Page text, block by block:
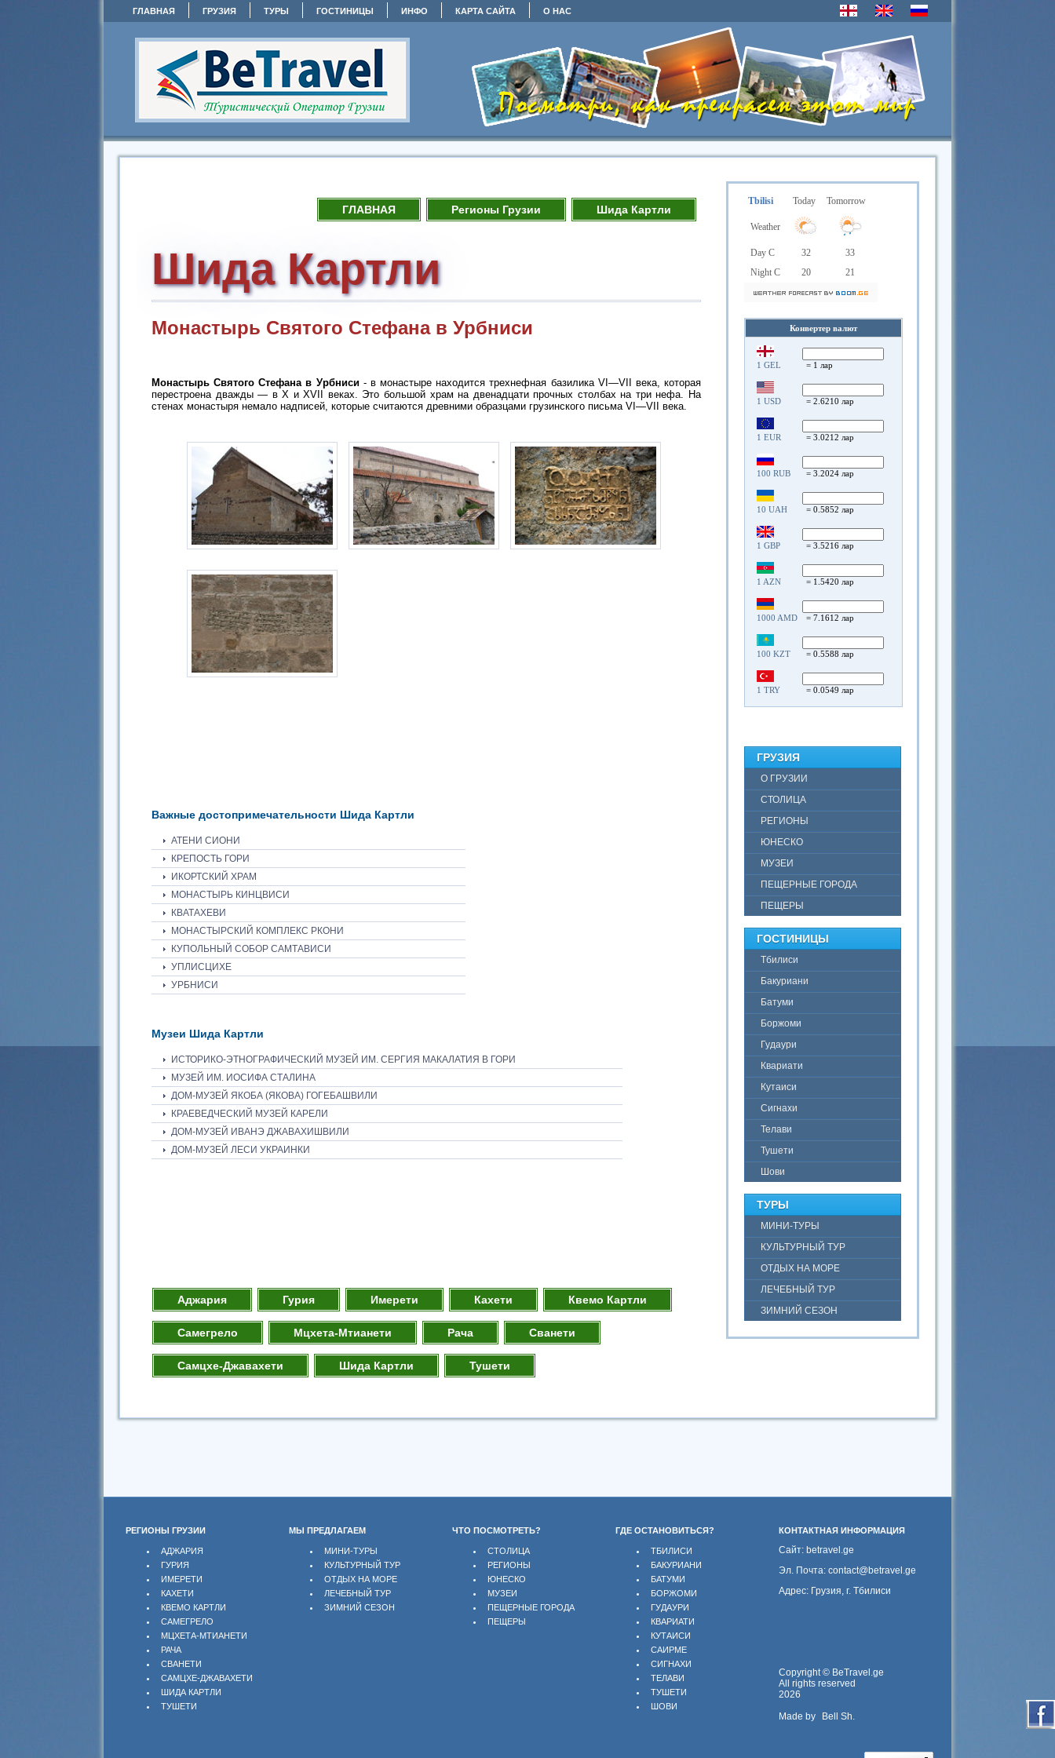
ГЛАВНАЯ ГРУЗИЯ ТУРЫ ГОСТИНИЦЫ ИНФО КАРТА САЙТА О НАС
Tbilisi Today Tomorrow
Weather
Day C 32
33
Night C
20 21
Конвертер валют
1 GEL = 1 лар
1 USD = 2.6210 лар
1 EUR = 3.0212 лар
100 RUB = 3.2024 лар
10 UAH = 0.5852 лар
1 GBP = 3.5216 лар
1 AZN = 1.5420 лар
1000 AMD = 7.1612 лар
100 KZT = 0.5588 лар
1 TRY = 0.0549 лар
ГРУЗИЯ
О ГРУЗИИ
СТОЛИЦА
РЕГИОНЫ
ЮНЕСКО
МУЗЕИ
ПЕЩЕРНЫЕ ГОРОДА
ПЕЩЕРЫ
ГОСТИНИЦЫ
Тбилиси
Бакуриани
Батуми
Боржоми
Гудаури
Квариати
Кутаиси
Сигнахи
Телави
Тушети
Шови
ТУРЫ
МИНИ-ТУРЫ
КУЛЬТУРНЫЙ ТУР
ОТДЫХ НА МОРЕ
ЛЕЧЕБНЫЙ ТУР
ЗИМНИЙ СЕЗОН
ГЛАВНАЯ Регионы Грузии Шида Картли
Шида Картли
Монастырь Святого Стефана в Урбниси
Монастырь Святого Стефана в Урбниси- в монастыре находится трехнефная базилика VI—VII века, которая
перестроена дважды — в X и XVII веках. Это большой храм на двенадцати прочных столбах на три нефа. На
стенах монастыря немало надписей, которые считаются древними образцами грузинского письма VI—VII века.
Важные достопримечательности Шида Картли
АТЕНИ СИОНИ
КРЕПОСТЬ ГОРИ
ИКОРТСКИЙ ХРАМ
МОНАСТЫРЬ КИНЦВИСИ
КВАТАХЕВИ
МОНАСТЫРСКИЙ КОМПЛЕКС РКОНИ
КУПОЛЬНЫЙ СОБОР САМТАВИСИ
УПЛИСЦИХЕ
УРБНИСИ
Музеи Шида Картли
ИСТОРИКО-ЭТНОГРАФИЧЕСКИЙ МУЗЕЙ ИМ. СЕРГИЯ МАКАЛАТИЯ В ГОРИ
МУЗЕЙ ИМ. ИОСИФА СТАЛИНА
ДОМ-МУЗЕЙ ЯКОБА (ЯКОВА) ГОГЕБАШВИЛИ
КРАЕВЕДЧЕСКИЙ МУЗЕЙ КАРЕЛИ
ДОМ-МУЗЕЙ ИВАНЭ ДЖАВАХИШВИЛИ
ДОМ-МУЗЕЙ ЛЕСИ УКРАИНКИ
Аджария Гурия Имерети Кахети Квемо Картли
Самегрело Мцхета-Мтианети Рача Сванети
Самцхе-Джавахети Шида Картли Тушети
РЕГИОНЫ ГРУЗИИ МЫ ПРЕДЛАГАЕМ ЧТО ПОСМОТРЕТЬ? ГДЕ ОСТАНОВИТЬСЯ? КОНТАКТНАЯ ИНФОРМАЦИЯ
АДЖАРИЯ
ГУРИЯ
ИМЕРЕТИ
КАХЕТИ
КВЕМО КАРТЛИ
САМЕГРЕЛО
МЦХЕТА-МТИАНЕТИ
РАЧА
СВАНЕТИ
САМЦХЕ-ДЖАВАХЕТИ
ШИДА КАРТЛИ
ТУШЕТИ
МИНИ-ТУРЫ
КУЛЬТУРНЫЙ ТУР
ОТДЫХ НА МОРЕ
ЛЕЧЕБНЫЙ ТУР
ЗИМНИЙ СЕЗОН
СТОЛИЦА
РЕГИОНЫ
ЮНЕСКО
МУЗЕИ
ПЕЩЕРНЫЕ ГОРОДА
ПЕЩЕРЫ
ТБИЛИСИ
БАКУРИАНИ
БАТУМИ
БОРЖОМИ
ГУДАУРИ
КВАРИАТИ
КУТАИСИ
САИРМЕ
СИГНАХИ
ТЕЛАВИ
ТУШЕТИ
ШОВИ
Сайт: betravel.ge
Эл. Почта: contact@betravel.ge
Адрес: Грузия, г. Тбилиси
Copyright © BeTravel.ge
All rights reserved
2026
Made by
Bell Sh.